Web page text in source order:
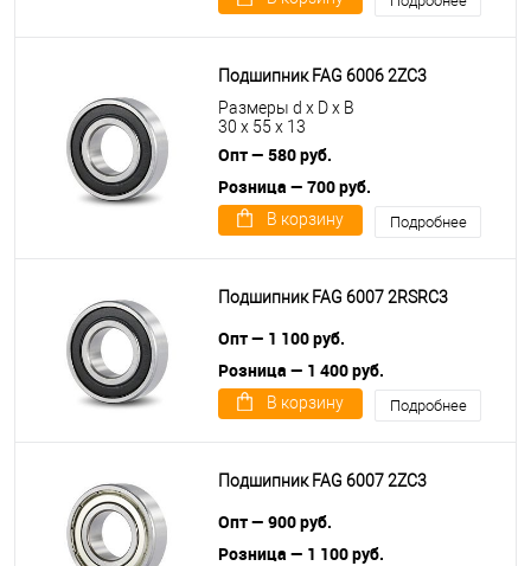
Подшипник FAG 6006 2ZC3
Размеры d x D x B
30 x 55 x 13
Опт — 580 руб.
Розница — 700 руб.
В корзину Подробнее
Подшипник FAG 6007 2RSRC3
Опт — 1 100 руб.
Розница — 1 400 руб.
В корзину Подробнее
Подшипник FAG 6007 2ZC3
Опт — 900 руб.
Розница — 1 100 руб.